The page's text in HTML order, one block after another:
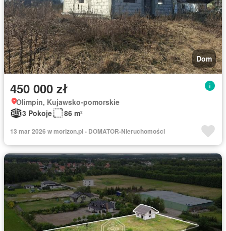
Dom
450 000 zł
Olimpin, Kujawsko-pomorskie
3 Pokoje
86 m²
13 mar 2026 w morizon.pl - DOMATOR-Nieruchomości